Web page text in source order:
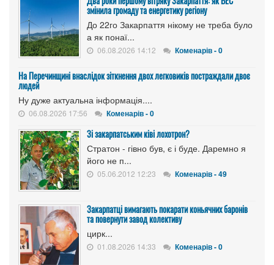
змінила громаду та енергетику регіону
До 22го Закарпаття нікому не треба було
а як понаї...
06.08.2026 14:12 Коменарів - 0
На Перечинщині внаслідок зіткнення двох легковиків постраждали двоє
людей
Ну дуже актуальна інформація....
06.08.2026 17:56 Коменарів - 0
Зі закарпатським ківі лохотрон?
Стратон - гівно був, є і буде. Даремно я
його не п...
05.06.2012 12:23 Коменарів - 49
Закарпатці вимагають покарати коньячних баронів
та повернути завод колективу
цирк...
01.08.2026 14:33 Коменарів - 0